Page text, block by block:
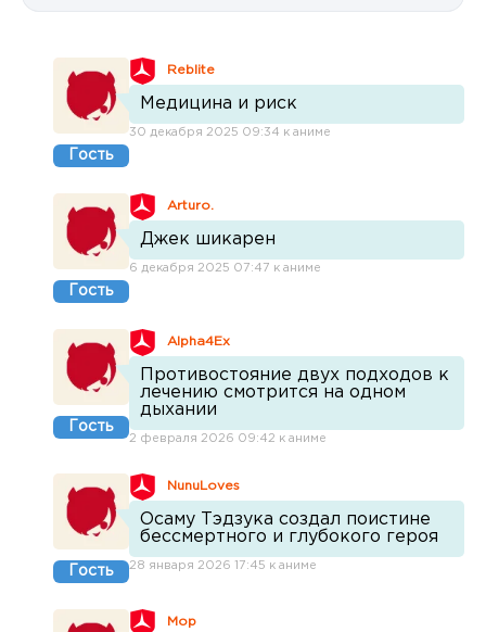
Гость
Reblite
Медицина и риск
30 декабря 2025 09:34 к аниме
Гость
Arturo.
Джек шикарен
6 декабря 2025 07:47 к аниме
Гость
Alpha4Ex
Противостояние двух подходов к
лечению смотрится на одном
дыхании
2 февраля 2026 09:42 к аниме
Гость
NunuLoves
Осаму Тэдзука создал поистине
бессмертного и глубокого героя
28 января 2026 17:45 к аниме
Mop